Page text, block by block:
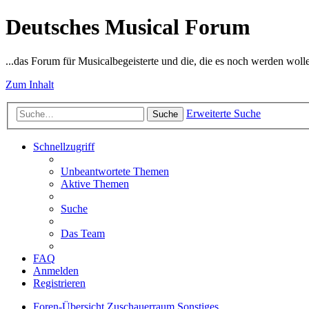
Deutsches Musical Forum
...das Forum für Musicalbegeisterte und die, die es noch werden
Zum Inhalt
Suche Erweiterte Suche
Schnellzugriff
Unbeantwortete Themen
Aktive Themen
Suche
Das Team
FAQ
Anmelden
Registrieren